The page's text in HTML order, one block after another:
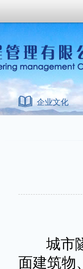
企业文化
城市隧
面建筑物